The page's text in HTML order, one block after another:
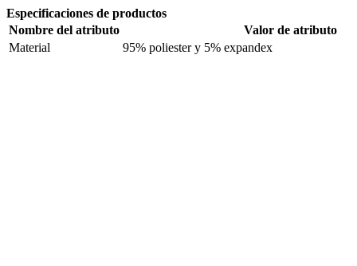
Especificaciones de productos
Nombre del atributo
Valor de atributo
Material
95% poliester y 5% expandex